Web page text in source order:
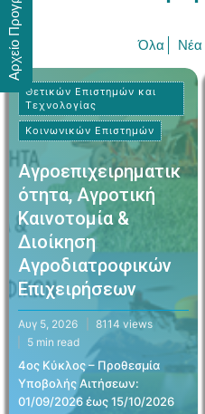
Πλαίσιο Λειτουργίας
Διασφάλιση Ποιότητας
Πολιτική Ποιότητας
Στοχοθεσία Ποιότητας
Εσωτερική αξιολόγηση
Στρατηγικό Σχέδιο
Απολογισμοί Κέντρου
Εφαρμοσμένων
Θετικών Επιστημών
Κοινωνικών Επιστημών
Υποβολή Πρότασης
Έντυπα Έναρξης
Οδηγοί – Κανονισμοί
Οδηγός Υλοποίησης
Κανονισμός Σπουδών
Ειδικά Προγράμματα
Επιμορφώσεις Μελών
Επιχειρηματικότητα &
Εκπαιδευτικά
Μητρώο Εκπαιδευτών
Κανονισμός Μητρώου
Αίτηση Εγγραφής
Νέα
Επικοινωνία
Όλα Νέα
Θετικών Επιστημών και
Τεχνολογίας
Κοινωνικών Επιστημών
Αγροεπιχειρηματικ
ότητα, Αγροτική
Καινοτομία &
Διοίκηση
Αγροδιατροφικών
Επιχειρήσεων
Αυγ 5, 2026
8114 views
5 min read
4ος Κύκλος – Προθεσμία
Υποβολής Αιτήσεων:
01/09/2026 έως 15/10/2026